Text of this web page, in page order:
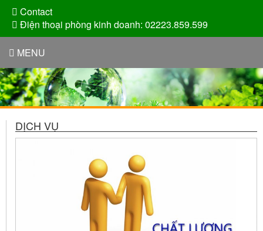
Contact
Điện thoại phòng kinh doanh: 02223.859.599
MENU
DỊCH VỤ